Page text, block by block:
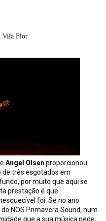
Vila Flor
Angel Olsen proporcionou
de três esgotados em
por muito que aqui se
prestação é que
foi. Se no ano
NOS Primavera Sound, num
que a sua música pede,